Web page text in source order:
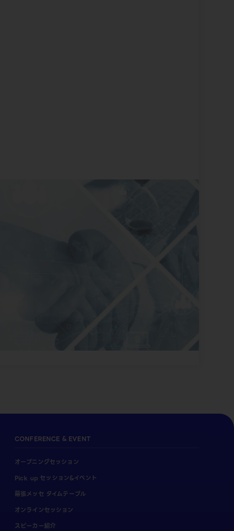
CONFERENCE & EVENT
オープニングセッション
Pick up セッション&イベント
幕張メッセ タイムテーブル
オンラインセッション
スピーカー紹介